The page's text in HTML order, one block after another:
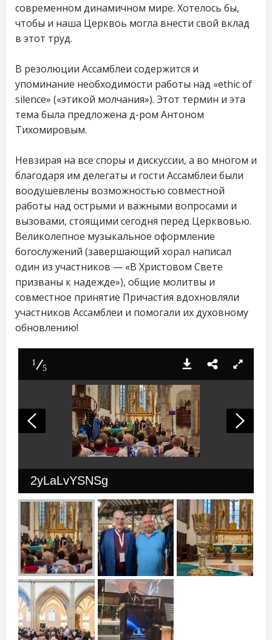
современном динамичном мире. Хотелось бы,
чтобы и наша Церквоь могла внести свой вклад
в этот труд.
В резолюции Ассамблеи содержится и
упоминание необходимости работы над «ethic of
silence» («этикой молчания»). Этот термин и эта
тема была предложена д-ром Антоном
Тихомировым.
Невзирая на все споры и дискуссии, а во многом и
благодаря им делегаты и гости Ассамблеи были
воодушевлены возможностью совместной
работы над острыми и важными вопросами и
вызовами, стоящими сегодня перед Церквовью.
Великолепное музыкальное оформление
богослужений (завершающий хорал написал
один из участников — «В Христовом Свете
призваны к надежде»), общие молитвы и
совместное принятие Причастия вдохновляли
участников Ассамблеи и помогали их духовному
обновлению!
1
5
2yLaLvYSNSg